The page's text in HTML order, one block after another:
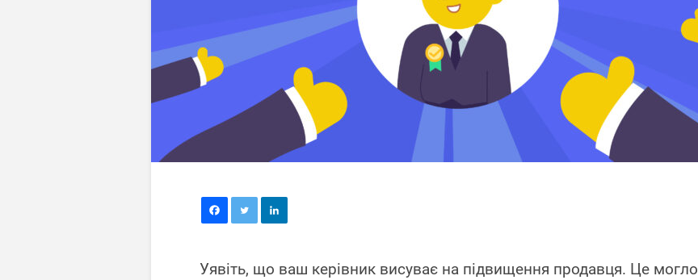
Уявіть, що ваш керівник висуває на підвищення продавця. Це могло